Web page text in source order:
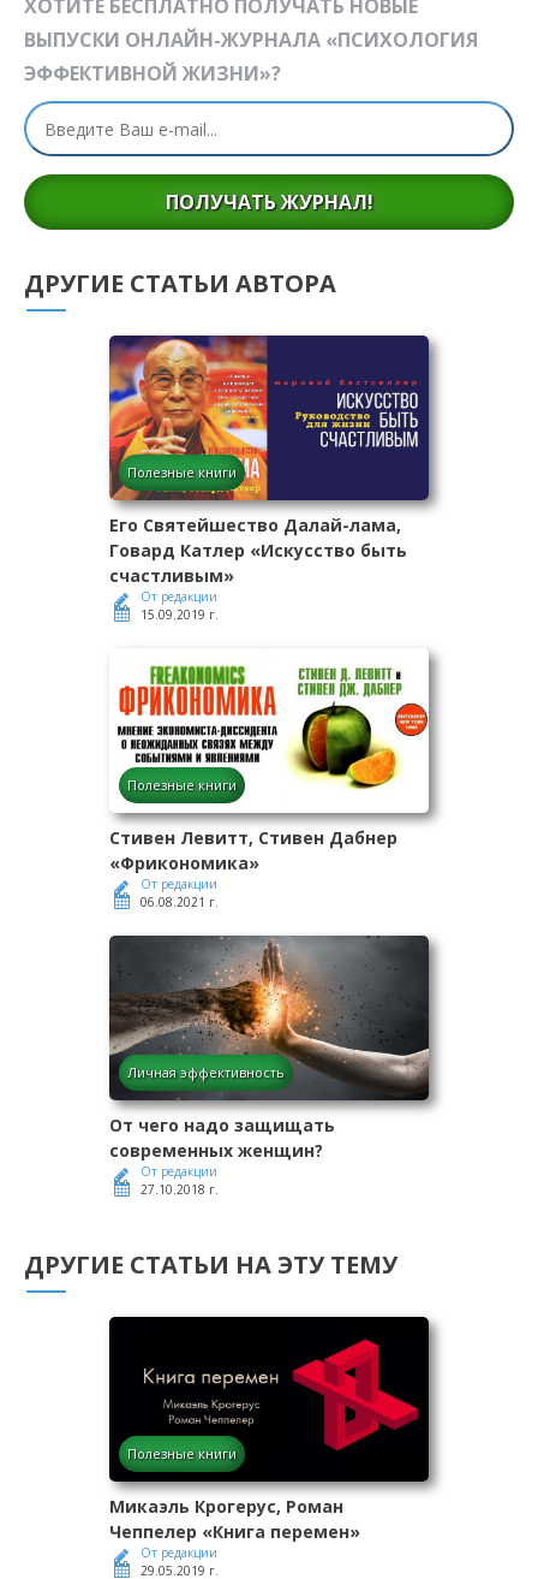
ХОТИТЕ БЕСПЛАТНО ПОЛУЧАТЬ НОВЫЕ
ВЫПУСКИ ОНЛАЙН-ЖУРНАЛА «ПСИХОЛОГИЯ
ЭФФЕКТИВНОЙ ЖИЗНИ»?
ПОЛУЧАТЬ ЖУРНАЛ!
ДРУГИЕ СТАТЬИ АВТОРА
Полезные книги
Его Святейшество Далай-лама,
Говард Катлер «Искусство быть
счастливым»
От редакции
15.09.2019 г.
Полезные книги
Стивен Левитт, Стивен Дабнер
«Фрикономика»
От редакции
06.08.2021 г.
Личная эффективность
От чего надо защищать
современных женщин?
От редакции
27.10.2018 г.
ДРУГИЕ СТАТЬИ НА ЭТУ ТЕМУ
Полезные книги
Микаэль Крогерус, Роман
Чеппелер «Книга перемен»
От редакции
29.05.2019 г.